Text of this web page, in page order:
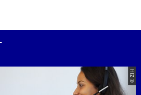
© ZIH